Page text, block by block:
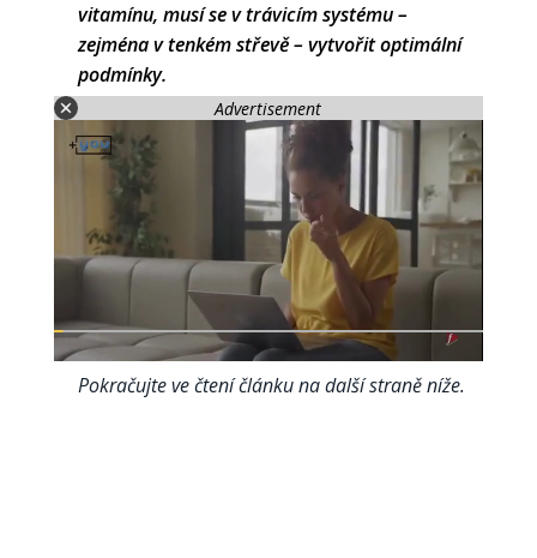
vitamínu, musí se v trávicím systému –
zejména v tenkém střevě – vytvořit optimální
podmínky.
Advertisement
Pokračujte ve čtení článku na další straně níže.